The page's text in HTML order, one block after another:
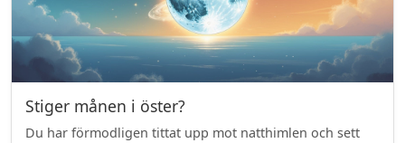
Stiger månen i öster?
Du har förmodligen tittat upp mot natthimlen och sett